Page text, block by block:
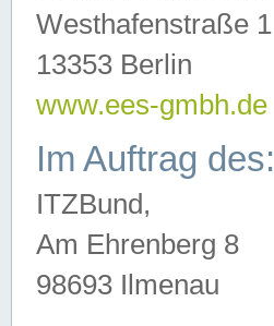
Westhafenstraße 1
13353 Berlin
www.ees-gmbh.de
Im Auftrag des:
ITZBund,
Am Ehrenberg 8
98693 Ilmenau